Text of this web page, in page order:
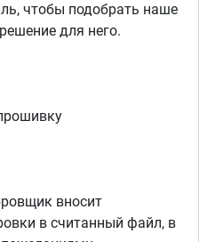
чтобы подобрать наше
для него.
вносит
в считанный файл, в